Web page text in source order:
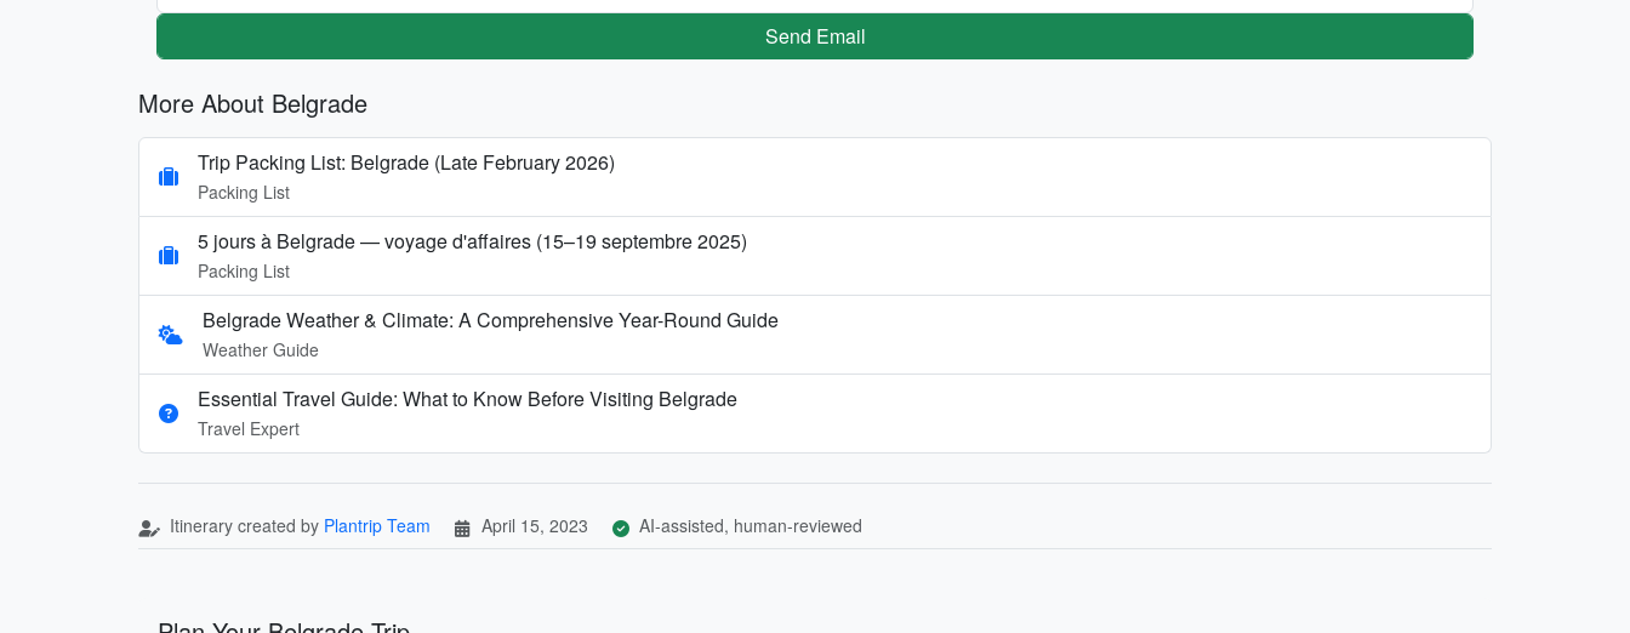
Send Email
More About Belgrade
Trip Packing List: Belgrade (Late February 2026)
Packing List
5 jours à Belgrade — voyage d'affaires (15–19 septembre 2025)
Packing List
Belgrade Weather & Climate: A Comprehensive Year-Round Guide
Weather Guide
Essential Travel Guide: What to Know Before Visiting Belgrade
Travel Expert
Itinerary created by Plantrip Team April 15, 2023 AI-assisted, human-reviewed